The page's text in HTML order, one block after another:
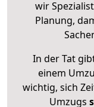
wir
Planung,
In der Tat
einem
wichtig, sich
Umzugs